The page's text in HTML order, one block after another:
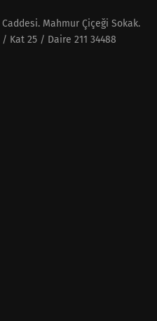
Mahmur Çiçeği Sokak.
Kat 25 / Daire 211 34488